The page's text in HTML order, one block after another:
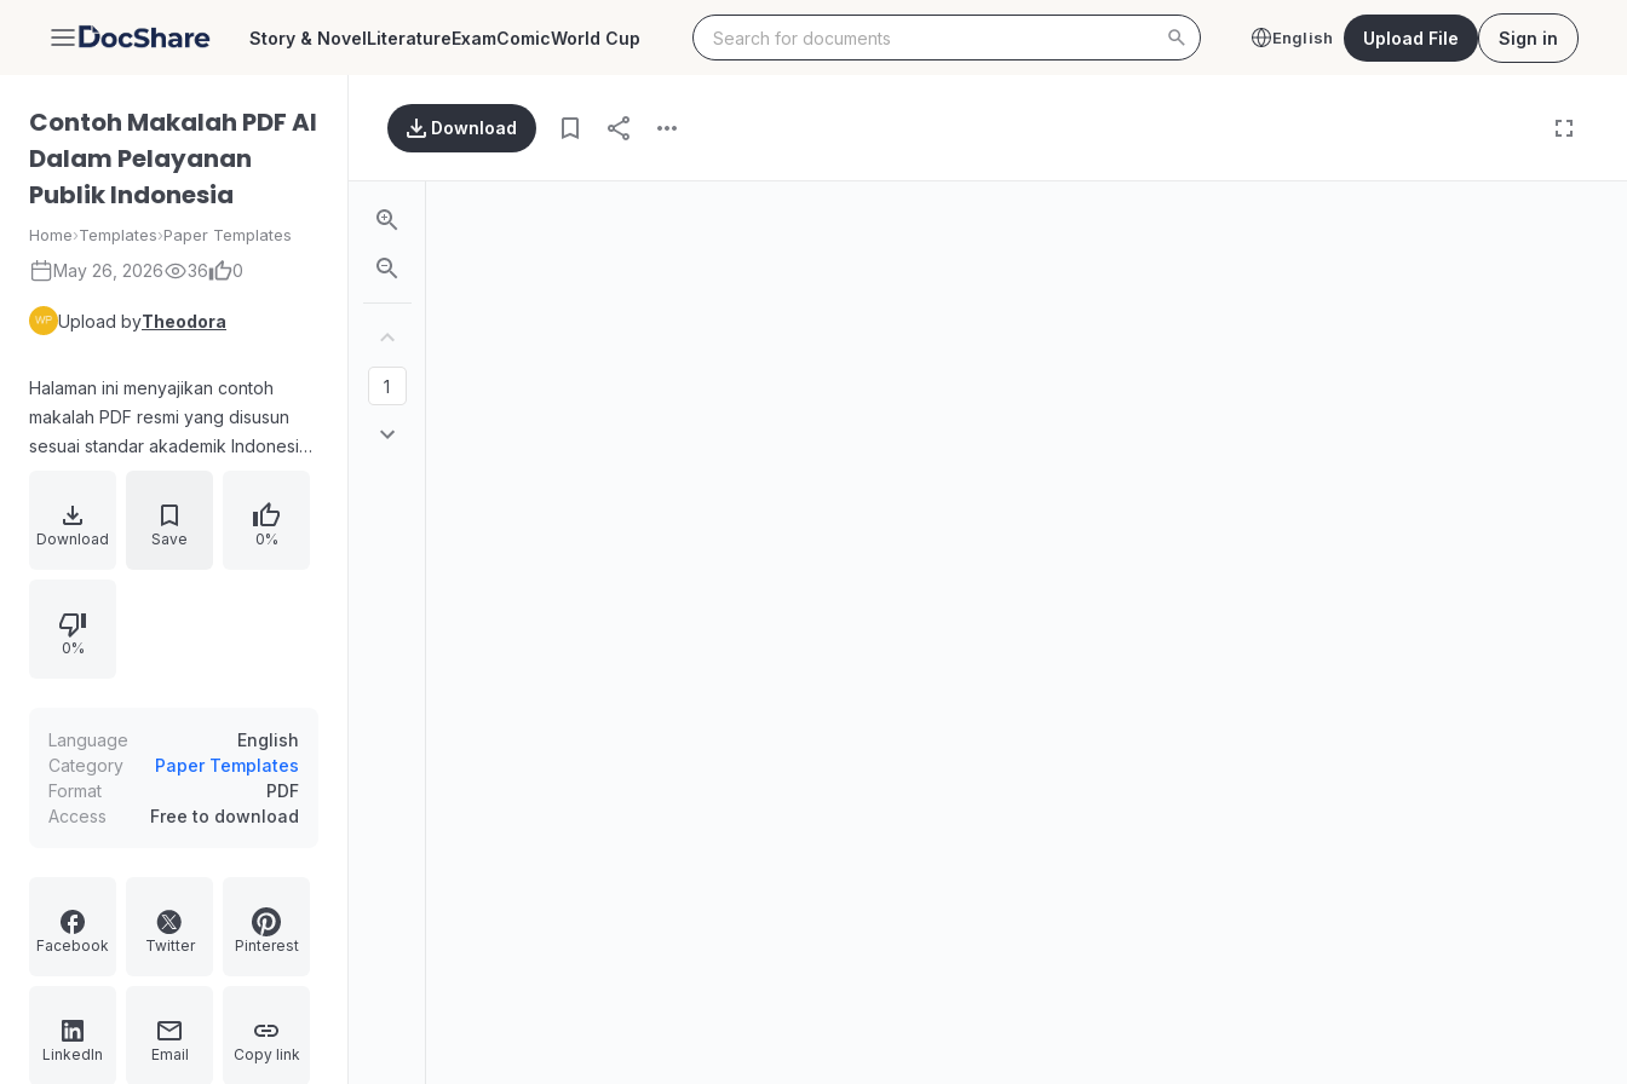
DocShare Story & NovelLiteratureExamComicWorld Cup English Upload File Sign in
Contoh Makalah PDF AI
Dalam Pelayanan
Publik Indonesia
Home›Templates›Paper Templates
May 26, 2026 36 0
Upload byTheodora
Halaman ini menyajikan contoh
makalah PDF resmi yang disusun
sesuai standar akademik Indonesia
1.5. Karya ilmiah ini membahas tema
Administrasi Publik mengenai
sangat lengkap, mulai dari Cover,
Kata Pengantar, Daftar Isi, Bab I
mahasiswa yang bingung menyusun
format tugas kuliah agar rapi dan
bebas salah.
Download Save 0%
0%
Language
English
Category
Paper Templates
Format
PDF
Access
Free to download
Facebook Twitter Pinterest
LinkedIn Email Copy link
Download